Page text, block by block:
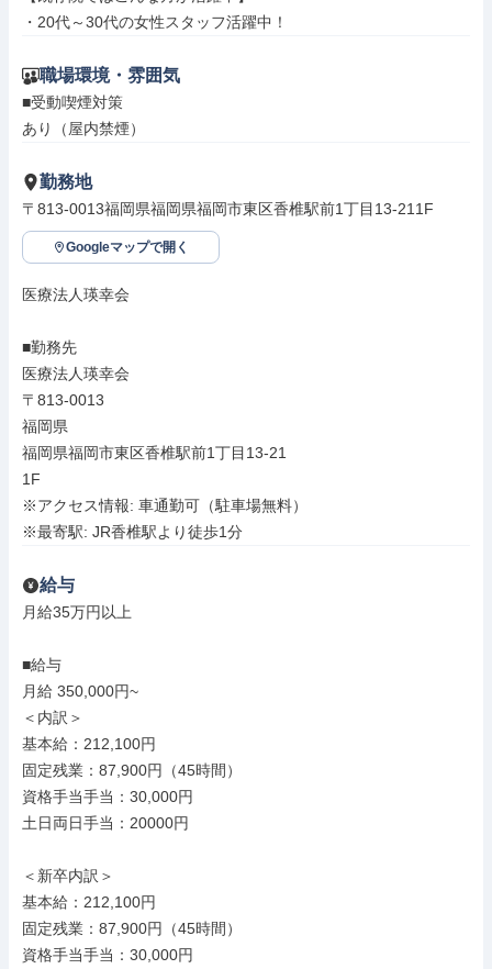
・20代～30代の女性スタッフ活躍中！
職場環境・雰囲気
■受動喫煙対策
あり（屋内禁煙）
勤務地
〒813-0013福岡県福岡県福岡市東区香椎駅前1丁目13-211F
Googleマップで開く
医療法人瑛幸会
■勤務先
医療法人瑛幸会
〒813-0013
福岡県
福岡県福岡市東区香椎駅前1丁目13-21
1F
※アクセス情報: 車通勤可（駐車場無料）
※最寄駅: JR香椎駅より徒歩1分
給与
月給35万円以上
■給与
月給 350,000円~
＜内訳＞
基本給：212,100円
固定残業：87,900円（45時間）
資格手当手当：30,000円
土日両日手当：20000円
＜新卒内訳＞
基本給：212,100円
固定残業：87,900円（45時間）
資格手当手当：30,000円